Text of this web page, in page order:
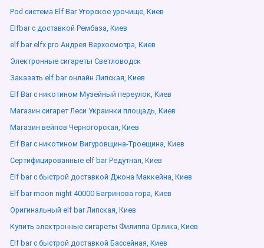
Pod система Elf Bar Угорское урочище, Киев
Elfbar с доставкой Рембаза, Киев
elf bar elfx pro Андрея Верхосмотра, Киев
Электронные сигареты Светловодск
Заказать elf bar онлайн Липская, Киев
Elf Bar с никотином Музейный переулок, Киев
Магазин сигарет Леси Украинки площадь, Киев
Магазин вейпов Черногорская, Киев
Elf Bar с никотином Вигуровщина-Троещина, Киев
Сертифицированные elf bar Редутная, Киев
Elf bar с быстрой доставкой Джона Маккейна, Киев
Elf bar moon night 40000 Багринова гора, Киев
Оригинальный elf bar Липская, Киев
Купить электронные сигареты Филиппа Орлика, Киев
Elf bar с быстрой доставкой Бассейная, Киев